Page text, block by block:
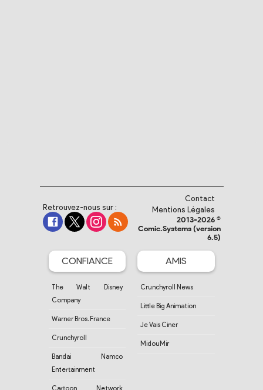
Retrouvez-nous sur :
Contact
Mentions Légales
2013-2026 ©
Comic.Systems (version
6.5)
CONFIANCE
The Walt Disney
Company
Warner Bros. France
Crunchyroll
Bandai Namco
Entertainment
Cartoon Network
AMIS
Crunchyroll News
Little Big Animation
Je Vais Ciner
MidouMir